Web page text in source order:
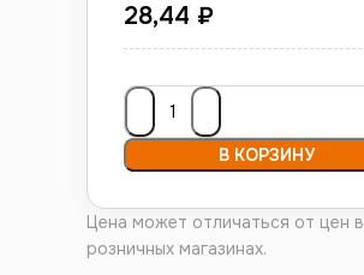
28,44 ₽
В КОРЗИНУ
Цена может отличаться от цен в
розничных магазинах.